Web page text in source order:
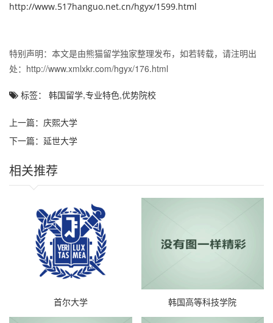
http://www.517hanguo.net.cn/hgyx/1599.html
特别声明：本文是由熊猫留学独家整理发布，如若转载，请注明出
处：http://www.xmlxkr.com/hgyx/176.html
标签： 韩国留学,专业特色,优势院校
上一篇： 庆熙大学
下一篇： 延世大学
相关推荐
首尔大学 韩国高等科技学院